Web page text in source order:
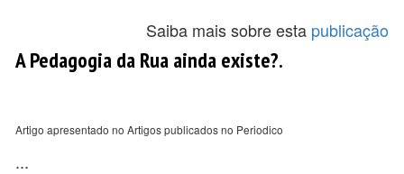
Saiba mais sobre esta publicação
A Pedagogia da Rua ainda existe?.
Artigo apresentado no Artigos publicados no Periodico
...